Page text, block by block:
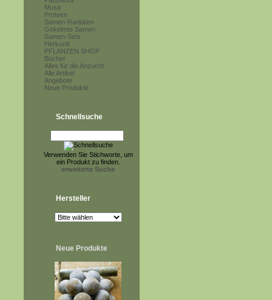
Musa
Proteen
Samen-Raritäten
Gekeimte Samen
Samen-Sets
Herkunft
PFLANZEN SHOP
Bücher
Alles für die Anzucht
Alle Artikel
Angebote
Neue Produkte
Schnellsuche
Verwenden Sie Stichworte, um
ein Produkt zu finden.
erweiterte Suche
Hersteller
Neue Produkte